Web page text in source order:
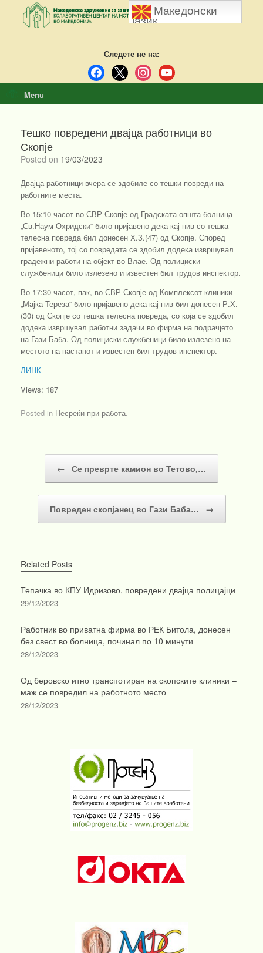
content
Следете не на:
facebook
x instagramyoutube
Menu
Тешко повредени двајца работници во
Скопје
Posted on 19/03/2023
Двајца работници вчера се здобиле со тешки повреди на
работните места.
Во 15:10 часот во СВР Скопје од Градската општа болница
„Св.Наум Охридски“ било пријавено дека кај нив со тешка
телесна повреда бил донесен Х.З.(47) од Скопје. Според
пријавеното, тој со повредата се здобил додека извршувал
градежни работи на објект во Влае. Од полициски
службеници било излезено и известен бил трудов инспектор.
Во 17:30 часот, пак, во СВР Скопје од Комплексот клиники
„Мајка Тереза“ било пријавено дека кај нив бил донесен Р.Х.
(30) од Скопје со тешка телесна повреда, со која се здобил
додека извршувал работни задачи во фирма на подрачјето
на Гази Баба. Од полициски службеници било излезено на
местото на настанот и известен бил трудов инспектор.
ЛИНК
Views: 187
Posted in Несреќи при работа.
← Се преврте камион во Тетово,…
Повреден скопјанец во Гази Баба… →
Related Posts
Тепачка во КПУ Идризово, повредени двајца полицајци
29/12/2023
Работник во приватна фирма во РЕК Битола, донесен
без свест во болница, починал по 10 минути
28/12/2023
Од беровско итно транспотиран на скопските клиники –
маж се повредил на работното место
28/12/2023
Македонски
јазик